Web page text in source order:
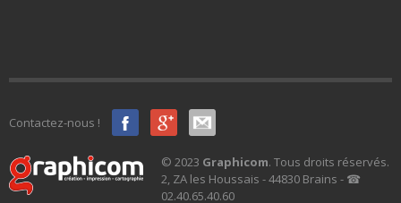
Contactez-nous !
© 2023 Graphicom. Tous droits réservés.
2, ZA les Houssais - 44830 Brains - ☎
02.40.65.40.60